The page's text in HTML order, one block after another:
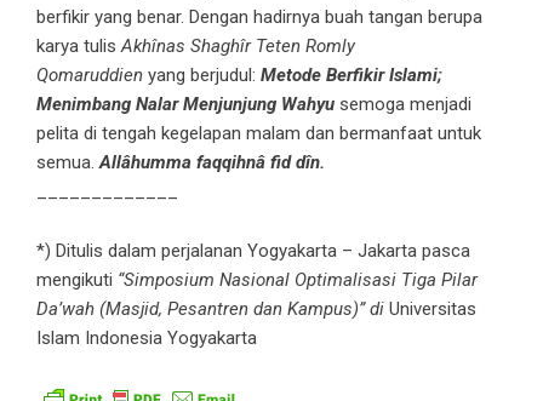
berfikir yang benar. Dengan hadirnya buah tangan berupa
karya tulisAkhînas Shaghîr Teten Romly
Qomaruddien yang berjudul: Metode Berfikir Islami;
Menimbang Nalar Menjunjung Wahyu semoga menjadi
pelita di tengah kegelapan malam dan bermanfaat untuk
semua.Allâhumma faqqihnâ fid dîn.
*) Ditulis dalam perjalanan Yogyakarta – Jakarta pasca
mengikuti “Simposium Nasional Optimalisasi Tiga Pilar
Da’wah (Masjid, Pesantren dan Kampus)” di Universitas
Islam Indonesia Yogyakarta